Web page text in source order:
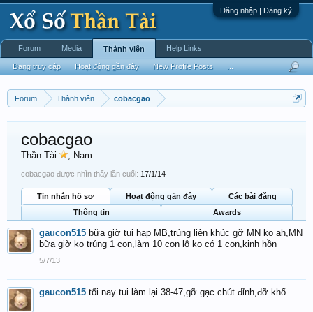
Đăng nhập | Đăng ký
Forum Thành viên cobacgao
cobacgao
Thần Tài , Nam
cobacgao được nhìn thấy lần cuối: 17/1/14
Tin nhắn hồ sơ Hoạt động gần đây
Các bài đăng
Thông tin
Awards
gaucon515 bữa giờ tui hạp MB,trúng liên khúc gỡ MN ko ah,MN
bữa giờ ko trúng 1 con,làm 10 con lô ko có 1 con,kinh hồn
5/7/13
gaucon515 tối nay tui làm lại 38-47,gỡ gạc chút đỉnh,đỡ khổ
Forum Media Thành viên
Đang truy cập Hoạt động gần đây New Profile Posts
Help Links